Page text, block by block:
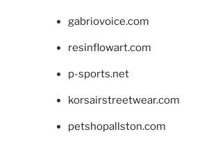
gabriovoice.com
resinflowart.com
p-sports.net
korsairstreetwear.com
petshopallston.com